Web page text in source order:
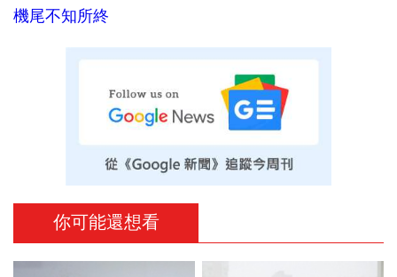
機尾不知所終
你可能還想看